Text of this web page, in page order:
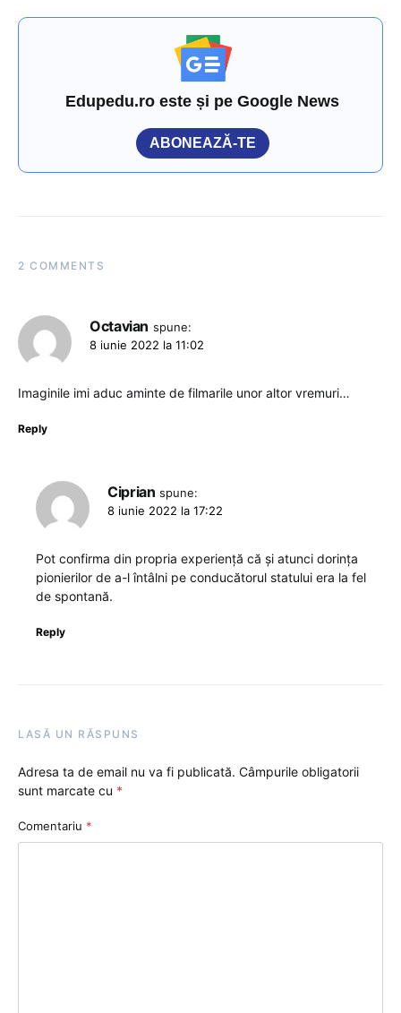
Edupedu.ro este și pe Google News
ABONEAZĂ-TE
2 COMMENTS
Octavian spune:
8 iunie 2022 la 11:02
Imaginile imi aduc aminte de filmarile unor altor vremuri…
Reply
Ciprian spune:
8 iunie 2022 la 17:22
Pot confirma din propria experiență că și atunci dorința
pionierilor de a-l întâlni pe conducătorul statului era la fel
de spontană.
Reply
LASĂ UN RĂSPUNS
Adresa ta de email nu va fi publicată. Câmpurile obligatorii
sunt marcate cu *
Comentariu *